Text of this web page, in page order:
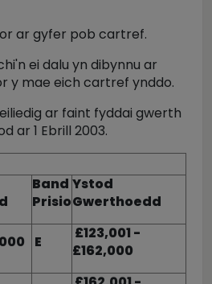
ar gyfer pob cartref.
ei dalu yn dibynnu ar
y mae eich cartref ynddo.
ar faint fyddai gwerth
ar 1 Ebrill 2003.
Band
Prisio
Ystod
Gwerthoedd
E
£123,001 -
£162,000